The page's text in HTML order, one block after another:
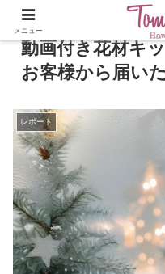
動画付き花材キ
お客様から届い
レポート
メニュー